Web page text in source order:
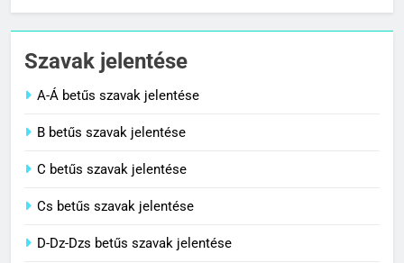
Cigánykerék jelentése
C BETŰS SZAVAK JELENTÉSE
C BETŰS SZAVAK JELENTÉSE
3
Szavak jelentése
A-Á betűs szavak jelentése
B betűs szavak jelentése
C betűs szavak jelentése
Cs betűs szavak jelentése
D-Dz-Dzs betűs szavak jelentése